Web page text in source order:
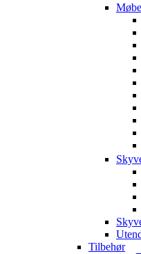
Tilbehør